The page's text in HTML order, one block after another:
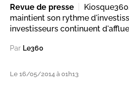
Revue de presse
maintient son rythme
investisseurs continuent
Par Le360
Le 16/05/2014 à 01h13